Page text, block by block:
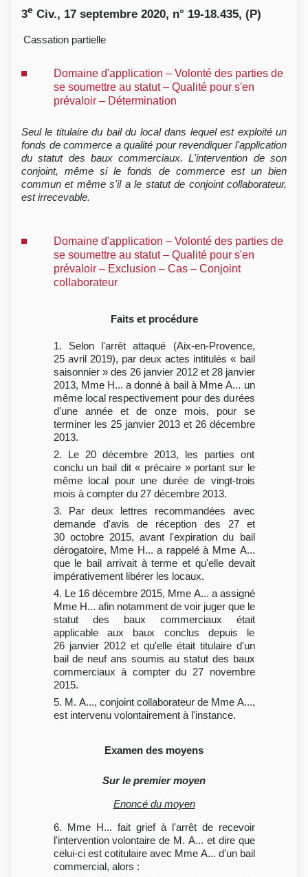
3e Civ., 17 septembre 2020, n° 19-18.435, (P)
Cassation partielle
Domaine d'application – Volonté des parties de
se soumettre au statut – Qualité pour s'en
prévaloir – Détermination
Seul le titulaire du bail du local dans lequel est exploité un
fonds de commerce a qualité pour revendiquer l'application
du statut des baux commerciaux. L'intervention de son
conjoint, même si le fonds de commerce est un bien
commun et même s'il a le statut de conjoint collaborateur,
est irrecevable.
Domaine d'application – Volonté des parties de
se soumettre au statut – Qualité pour s'en
prévaloir – Exclusion – Cas – Conjoint
collaborateur
Faits et procédure
1. Selon l'arrêt attaqué (Aix-en-Provence,
25 avril 2019), par deux actes intitulés « bail
saisonnier » des 26 janvier 2012 et 28 janvier
2013, Mme H... a donné à bail à Mme A... un
même local respectivement pour des durées
d'une année et de onze mois, pour se
terminer les 25 janvier 2013 et 26 décembre
2013.
2. Le 20 décembre 2013, les parties ont
conclu un bail dit « précaire » portant sur le
même local pour une durée de vingt-trois
mois à compter du 27 décembre 2013.
3. Par deux lettres recommandées avec
demande d'avis de réception des 27 et
30 octobre 2015, avant l'expiration du bail
dérogatoire, Mme H... a rappelé à Mme A...
que le bail arrivait à terme et qu'elle devait
impérativement libérer les locaux.
4. Le 16 décembre 2015, Mme A... a assigné
Mme H... afin notamment de voir juger que le
statut des baux commerciaux était
applicable aux baux conclus depuis le
26 janvier 2012 et qu'elle était titulaire d'un
bail de neuf ans soumis au statut des baux
commerciaux à compter du 27 novembre
2015.
5. M. A..., conjoint collaborateur de Mme A...,
est intervenu volontairement à l'instance.
Examen des moyens
Sur le premier moyen
Enoncé du moyen
6. Mme H... fait grief à l'arrêt de recevoir
l'intervention volontaire de M. A... et dire que
celui-ci est cotitulaire avec Mme A... d'un bail
commercial, alors :